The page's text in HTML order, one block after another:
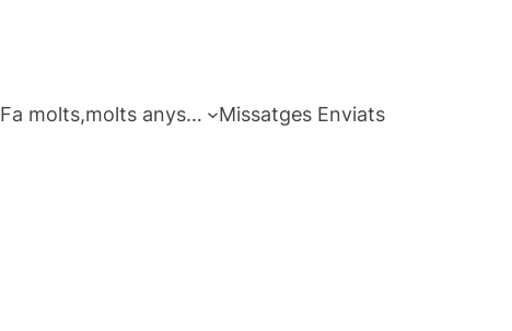
Fa molts,molts anys… Missatges Enviats